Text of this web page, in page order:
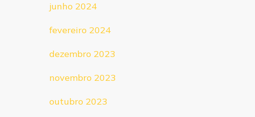
junho 2024
fevereiro 2024
dezembro 2023
novembro 2023
outubro 2023